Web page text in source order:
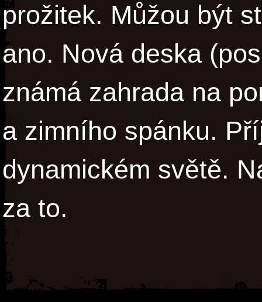
prožitek. Můžou být
ano. Nová deska
známá zahrada na
a zimního spánku.
dynamickém světě.
za to.